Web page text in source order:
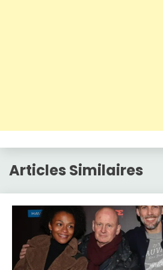
Articles Similaires